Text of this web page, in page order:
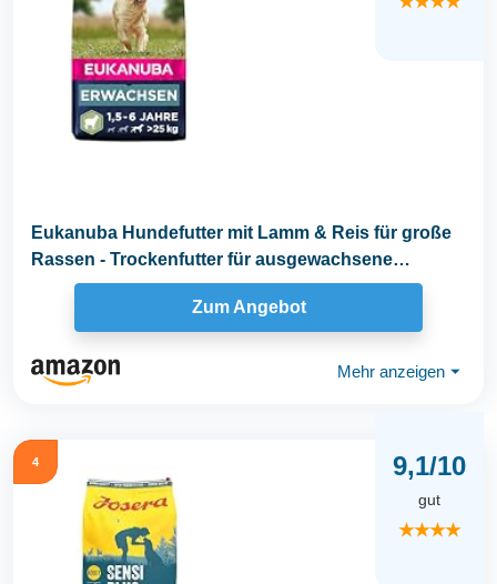
Eukanuba Hundefutter mit Lamm & Reis für große
Rassen - Trockenfutter für ausgewachsene
Hunde...
Zum Angebot
Mehr anzeigen ⏷
4 9,1/10
gut
★★★★